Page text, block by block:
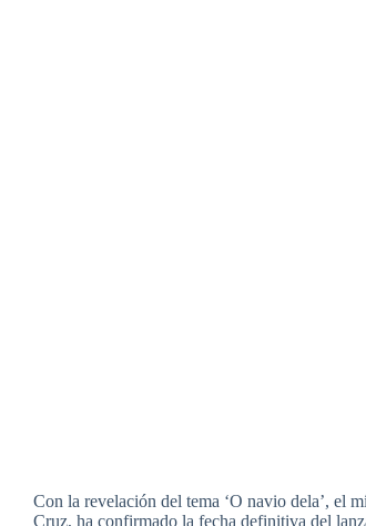
Con la revelación del tema ‘O navio dela’, el
Cruz, ha confirmado la fecha definitiva del